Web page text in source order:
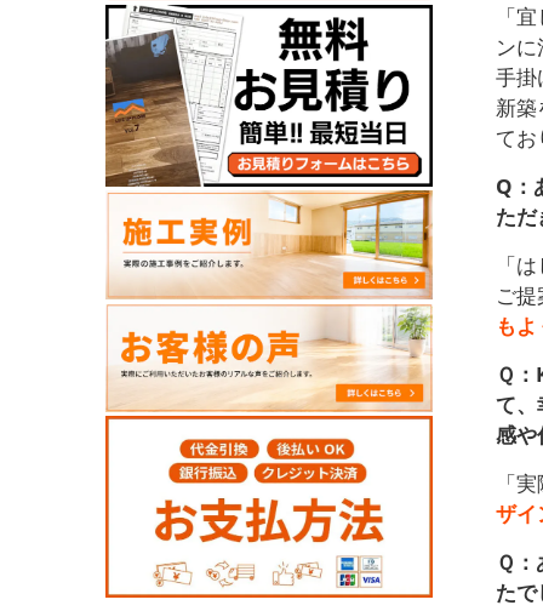
「
ン
手掛
新
て
Q：
た
「
ご
もよ
Ｑ
て、
感や
「
ザイ
Ｑ
た